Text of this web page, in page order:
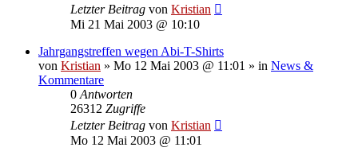
Letzter Beitrag von Kristian
Mi 21 Mai 2003 @ 10:10
Jahrgangstreffen wegen Abi-T-Shirts
von Kristian » Mo 12 Mai 2003 @ 11:01 » in News &
Kommentare
0 Antworten
26312 Zugriffe
Letzter Beitrag von Kristian
Mo 12 Mai 2003 @ 11:01